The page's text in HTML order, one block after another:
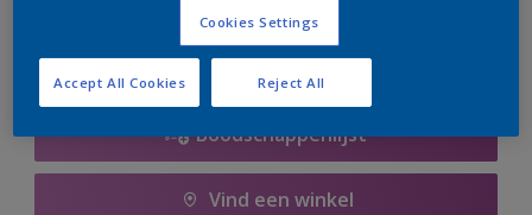
Boodschappenlijst
Vind een winkel
Cookies Settings
Reject All
Accept All Cookies